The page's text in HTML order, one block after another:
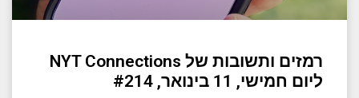
רמזים ותשובות של NYT Connections
ליום חמישי, 11 בינואר, #214